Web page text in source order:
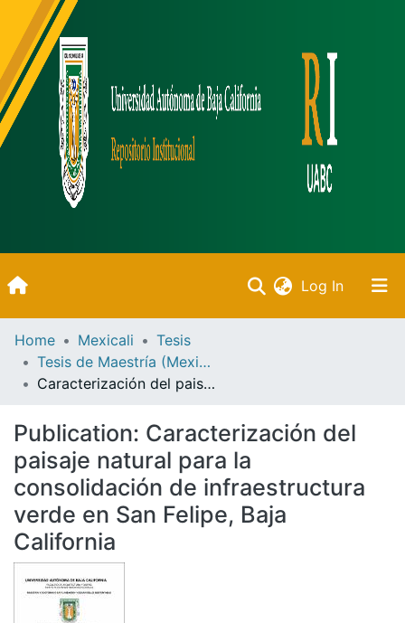
Log In(current)
Inicio
Communities & Collections
Statistics
Bibliotecas
Home Mexicali
Tesis
Tesis de Maestría (Mexicali)
Caracterización del paisaje natural para la consolidación de infraestructura verde en San Felipe, Baja California
Publication: Caracterización del
paisaje natural para la
consolidación de infraestructura
verde en San Felipe, Baja
California